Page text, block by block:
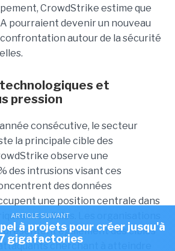
CrowdStrike estime que
pourraient devenir un nouveau
autour de la sécurité
et
pression
consécutive, le secteur
la principale cible des
observe une
des intrusions visant ces
des données
une position centrale dans
mondiales.
également des cibles
cherchant à atteindre
ARTICLE SUIVANT
à projets pour créer jusqu'à
gigafactories